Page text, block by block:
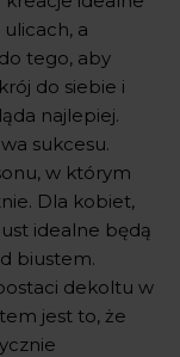
a
tego, aby
do siebie i
najlepiej.
sukcesu.
w którym
Dla kobiet,
idealne będą
biustem.
dekoltu w
jest to, że